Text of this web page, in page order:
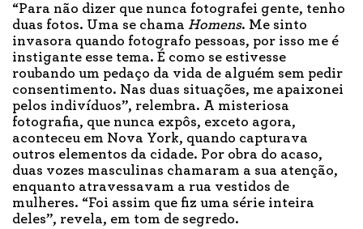
“Para não dizer que nunca fotografei gente, tenho
duas fotos. Uma se chama Homens. Me sinto
invasora quando fotografo pessoas, por isso me é
instigante esse tema. É como se estivesse
roubando um pedaço da vida de alguém sem pedir
consentimento. Nas duas situações, me apaixonei
pelos indivíduos”, relembra. A misteriosa
fotografia, que nunca expôs, exceto agora,
aconteceu em Nova York, quando capturava
outros elementos da cidade. Por obra do acaso,
duas vozes masculinas chamaram a sua atenção,
enquanto atravessavam a rua vestidos de
mulheres. “Foi assim que fiz uma série inteira
deles”, revela, em tom de segredo.